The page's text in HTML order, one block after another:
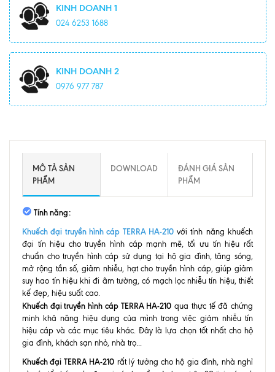
KINH DOANH 1
024 6253 1688
KINH DOANH 2
0976 977 787
MÔ TẢ SẢN
PHẨM
DOWNLOAD
ĐÁNH GIÁ SẢN
PHẨM
Tính năng:
Khuếch đại truyền hình cáp TERRA HA-210với tính năng khuếch
đại tín hiệu cho truyền hình cáp mạnh mẽ, tối ưu tín hiệu rất
chuẩn cho truyền hình cáp sử dụng tại hộ gia đình, tăng sóng,
mở rộng tần số, giảm nhiễu, hạt cho truyền hình cáp, giúp giảm
suy hao tín hiệu khi đi âm tường, có mạch lọc nhiễu tín hiệu, thiết
kế đẹp, hiệu suất cao.
Khuếch đại truyền hình cáp TERRA HA-210 qua thực tế đã chứng
minh khả năng hiệu dụng của mình trong việc giảm nhiễu tín
hiệu cáp và các mục tiêu khác. Đây là lựa chọn tốt nhất cho hộ
gia đình, khách sạn nhỏ, nhà trọ...
Khuếch đại TERRA HA-210 rất lý tưởng cho hộ gia đình, nhà nghỉ